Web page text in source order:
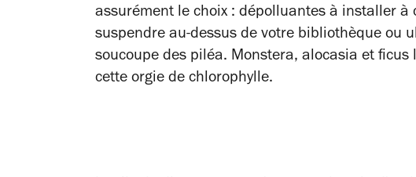
assurément le choix : dépolluantes à installer à
suspendre au-dessus de votre bibliothèque ou
soucoupe des piléa. Monstera, alocasia et ficus
cette orgie de chlorophylle.